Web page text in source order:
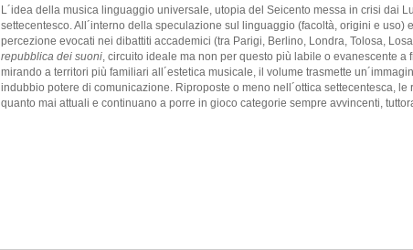
L´idea della musica linguaggio universale, utopia del Seicento messa in crisi dai
settecentesco. All´interno della speculazione sul linguaggio (facoltà, origini e
percezione evocati nei dibattiti accademici (tra Parigi, Berlino, Londra, Tolosa,
repubblica dei suoni, circuito ideale ma non per questo più labile o evanescente
mirando a territori più familiari all´estetica musicale, il volume trasmette
indubbio potere di comunicazione. Riproposte o meno nell´ottica settecentesca,
quanto mai attuali e continuano a porre in gioco categorie sempre avvincenti,